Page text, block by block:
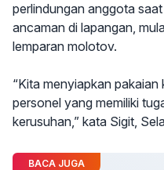
perlindungan anggota
ancaman di lapangan,
lemparan molotov.
“Kita menyiapkan
personel yang memiliki
kerusuhan,” kata Sigit,
BACA JUGA